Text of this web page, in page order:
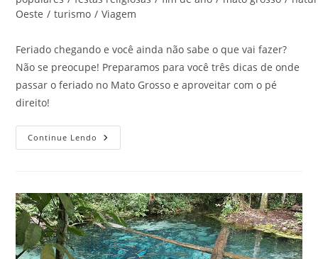
post:
Oeste / turismo / Viagem
Feriado chegando e você ainda não sabe o que vai fazer?
Não se preocupe! Preparamos para você três dicas de onde
passar o feriado no Mato Grosso e aproveitar com o pé
direito!
Continue Lendo Feriado
No
Veja
3
Dicas
Super
Legais